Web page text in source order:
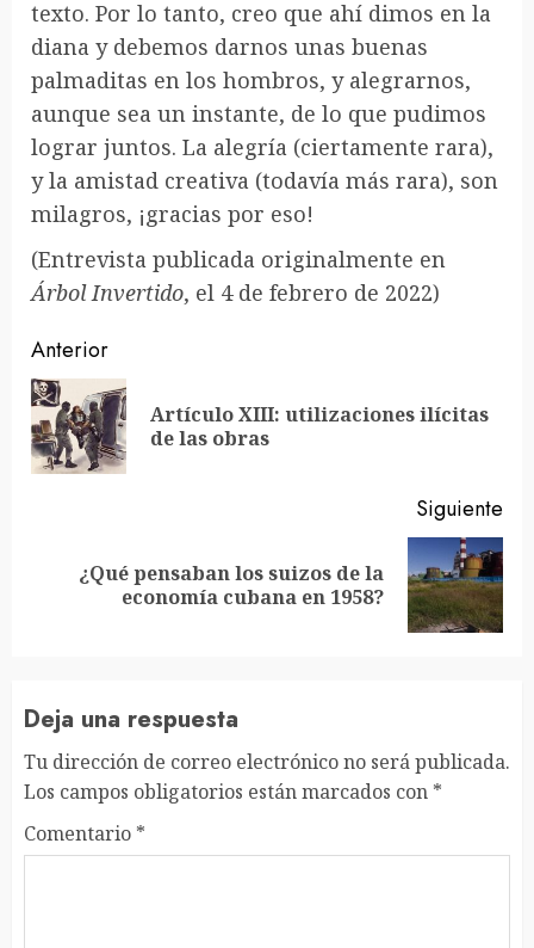
texto. Por lo tanto, creo que ahí dimos en la
diana y debemos darnos unas buenas
palmaditas en los hombros, y alegrarnos,
aunque sea un instante, de lo que pudimos
lograr juntos. La alegría (ciertamente rara),
y la amistad creativa (todavía más rara), son
milagros, ¡gracias por eso!
(Entrevista publicada originalmente en
Árbol Invertido, el 4 de febrero de 2022)
Sigue
leyendo
Anterior
Artículo XIII: utilizaciones ilícitas
de las obras
Siguiente
Siguiente
¿Qué pensaban los suizos de la
economía cubana en 1958?
Deja una respuesta
Tu dirección de correo electrónico no será publicada.
Los campos obligatorios están marcados con *
Comentario *